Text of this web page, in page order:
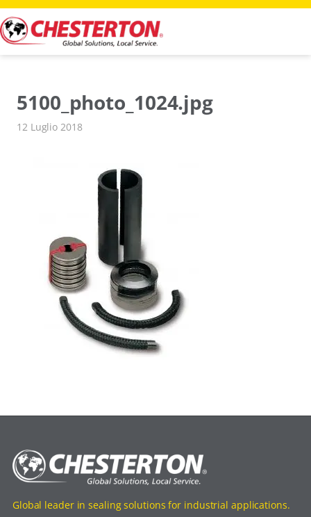
Vai
al
contenuto
5100_photo_1024.jpg
12 Luglio 2018
Global leader in sealing solutions for industrial applications.